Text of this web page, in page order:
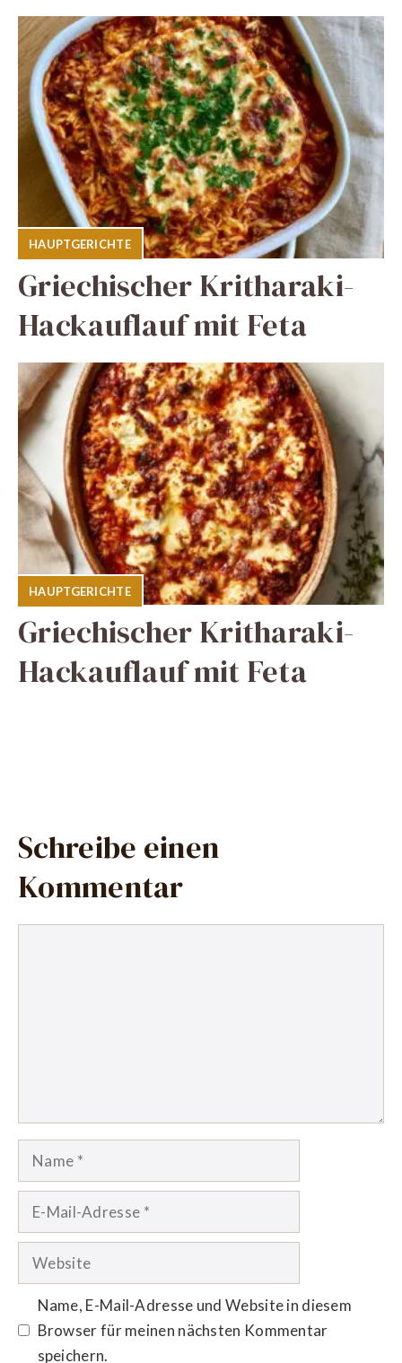
HAUPTGERICHTE
Griechischer Kritharaki-
Hackauflauf mit Feta
HAUPTGERICHTE
Griechischer Kritharaki-
Hackauflauf mit Feta
Schreibe einen
Kommentar
Name
Website
Name, E-Mail-Adresse und Website in diesem
Browser für meinen nächsten Kommentar
speichern.